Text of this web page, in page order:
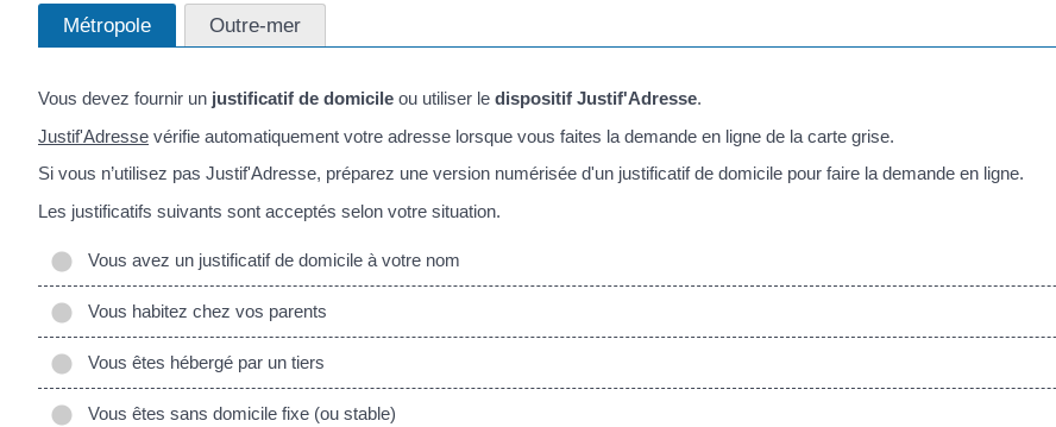
Métropole Outre-mer
Vous devez fournir un justificatif de domicile ou utiliser le dispositif Justif'Adresse.
Justif'Adresse vérifie automatiquement votre adresse lorsque vous faites la demande en ligne de la carte grise.
Si vous n’utilisez pas Justif'Adresse, préparez une version numérisée d'un justificatif de domicile pour faire la demande en ligne.
Les justificatifs suivants sont acceptés selon votre situation.
Vous avez un justificatif de domicile à votre nom
Vous habitez chez vos parents
Vous êtes hébergé par un tiers
Vous êtes sans domicile fixe (ou stable)